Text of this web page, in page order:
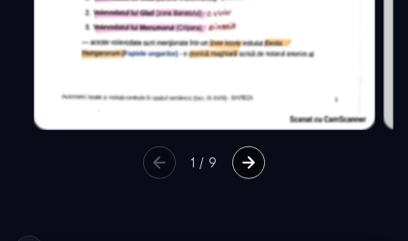
1 /9